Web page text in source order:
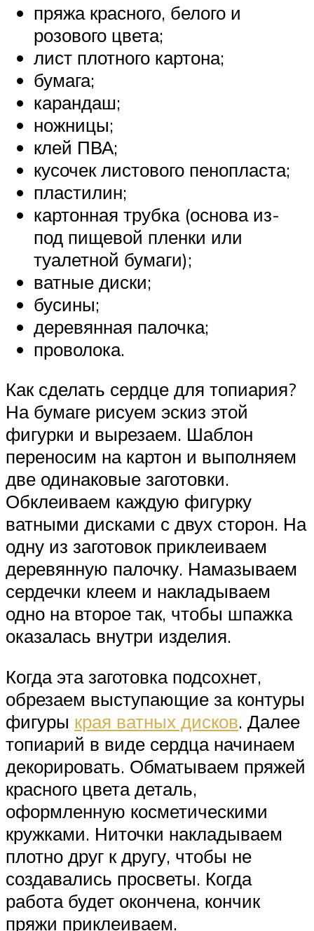
пряжа красного, белого и
розового цвета;
лист плотного картона;
бумага;
карандаш;
ножницы;
клей ПВА;
кусочек листового пенопласта;
пластилин;
картонная трубка (основа из-
под пищевой пленки или
туалетной бумаги);
ватные диски;
бусины;
деревянная палочка;
проволока.
Как сделать сердце для топиария?
На бумаге рисуем эскиз этой
фигурки и вырезаем. Шаблон
переносим на картон и выполняем
две одинаковые заготовки.
Обклеиваем каждую фигурку
ватными дисками с двух сторон. На
одну из заготовок приклеиваем
деревянную палочку. Намазываем
сердечки клеем и накладываем
одно на второе так, чтобы шпажка
оказалась внутри изделия.
Когда эта заготовка подсохнет,
обрезаем выступающие за контуры
фигуры края ватных дисков. Далее
топиарий в виде сердца начинаем
декорировать. Обматываем пряжей
красного цвета деталь,
оформленную косметическими
кружками. Ниточки накладываем
плотно друг к другу, чтобы не
создавались просветы. Когда
работа будет окончена, кончик
пряжи приклеиваем.